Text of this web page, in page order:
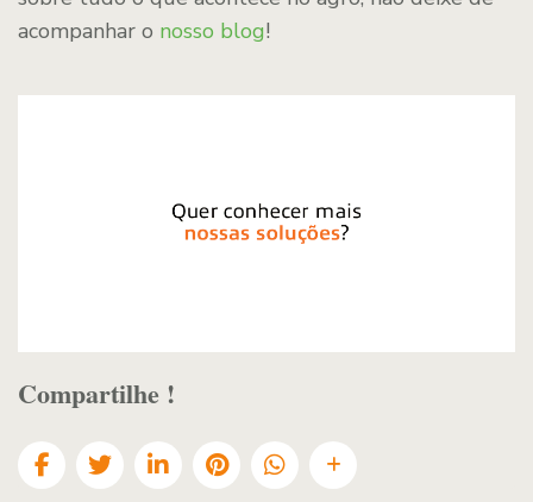
acompanhar o nosso blog!
Compartilhe !